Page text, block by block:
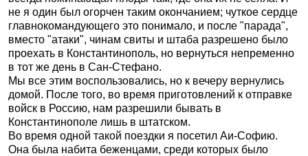
не я один был огорчен таким окончанием; чуткое сердце
главнокомандующего это понимало, и после "парада",
вместо "атаки", чинам свиты и штаба разрешено было
проехать в Константинополь, но вернуться непременно
в тот же день в Сан-Стефано.
Мы все этим воспользовались, но к вечеру вернулись
домой. После того, во время приготовлений к отправке
войск в Россию, нам разрешили бывать в
Константинополе лишь в штатском.
Во время одной такой поездки я посетил Аи-Софию.
Она была набита беженцами, среди которых было